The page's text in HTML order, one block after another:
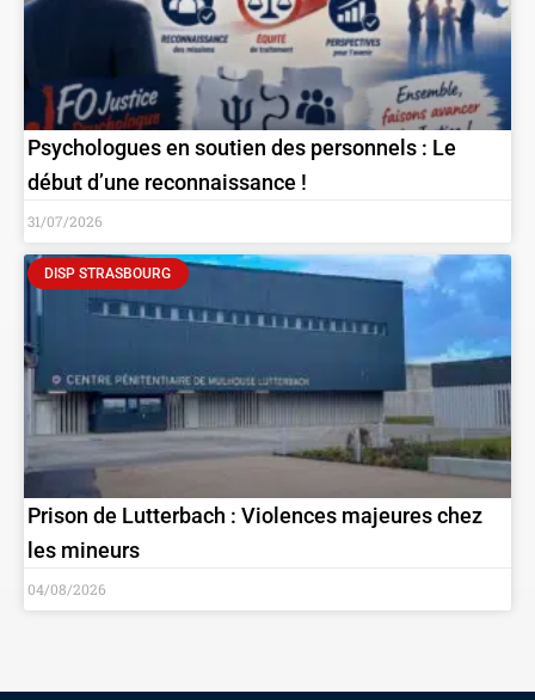
Psychologues en soutien des personnels : Le
début d’une reconnaissance !
31/07/2026
DISP STRASBOURG
Prison de Lutterbach : Violences majeures chez
les mineurs
04/08/2026